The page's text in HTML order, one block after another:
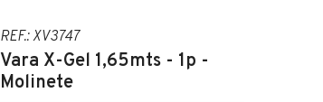
REF.: XV3747
Vara X-Gel 1,65mts - 1p -
Molinete